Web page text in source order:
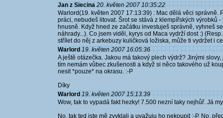
Jan z Siecina 20. květen 2007 10:35:22
Warlord(19. květen 2007 17:13:39) : Mac dělá věci správně.
práci, nebudeš litovat. Šrot se stává z klempířských výrobků
hnusně. Když hned ze začátku investuješ správně, vyhneš
náhrady...). Co jsem viděl, kyrys od Maca vydrží dost :)
střílet do něj z arkebuzy kuličková ložiska, může ti vydržet i
Warlord 19. květen 2007 16:05:36
A ještě otázečka. Jakou má takový plech výdrž? Jinými
tím nemám vůbec zkušenosti a když si něco takového už
nesit *pouze* na okrasu. :-P
Díky
Warlord 19. květen 2007 15:13:39
Wow, tak to vypadá fakt hezky! 7.500 nezní taky nejhůř. Já
No, tak ted jste mě zvyklali a uvažuju ho nekoupit :-P. No,